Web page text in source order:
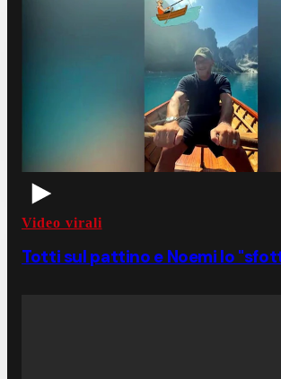
Video virali
Totti sul pattino e Noemi lo